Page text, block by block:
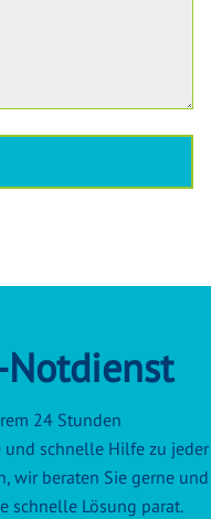
24 Stunden
schnelle Hilfe zu jeder
wir beraten Sie gerne und
schnelle Lösung parat.